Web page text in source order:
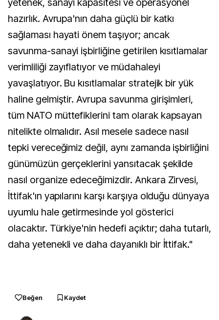
yetenek, sanayi kapasitesi ve operasyonel
hazırlık. Avrupa'nın daha güçlü bir katkı
sağlaması hayati önem taşıyor; ancak
savunma-sanayi işbirliğine getirilen kısıtlamalar
verimliliği zayıflatıyor ve müdahaleyi
yavaşlatıyor. Bu kısıtlamalar stratejik bir yük
haline gelmiştir. Avrupa savunma girişimleri,
tüm NATO müttefiklerini tam olarak kapsayan
nitelikte olmalıdır. Asıl mesele sadece nasıl
tepki vereceğimiz değil, aynı zamanda işbirliğini
günümüzün gerçeklerini yansıtacak şekilde
nasıl organize edeceğimizdir. Ankara Zirvesi,
İttifak'ın yapılarını karşı karşıya olduğu dünyaya
uyumlu hale getirmesinde yol gösterici
olacaktır. Türkiye'nin hedefi açıktır; daha tutarlı,
daha yetenekli ve daha dayanıklı bir İttifak."
Beğen Kaydet